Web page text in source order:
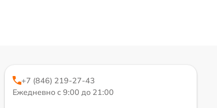
+7 (846) 219-27-43
Ежедневно с 9:00 до 21:00